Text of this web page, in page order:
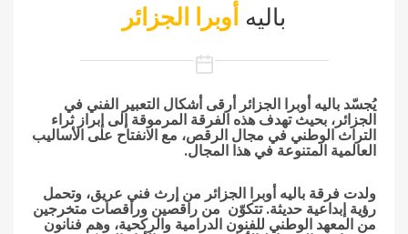
باليه أوبرا الجزائر
يُجسّد باليه أوبرا الجزائر أرقى أشكال التعبير الفني في
الجزائر، بحيث تهدف هذه الفرقة المرموقة إلى إبراز ثراء
التراث الوطني في مجال الرقص، مع الانفتاح على الأساليب
العالمية المتنوعة في هذا المجال.
ولدت فرقة باليه أوبرا الجزائر من إرث فني عريق، وتحمل
رؤية إبداعية حديثة. تتكوّن من راقصين وراقصات متخرجين
من المعهد الوطني للفنون الدرامية والركحية، وهم فنانون